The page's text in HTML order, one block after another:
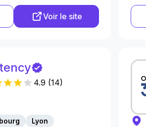
Voir le site
4.9 (14)
Lyon